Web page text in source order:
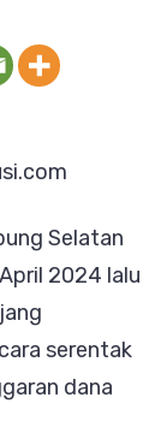
Dana
Selatan
2024 lalu
serentak
dana